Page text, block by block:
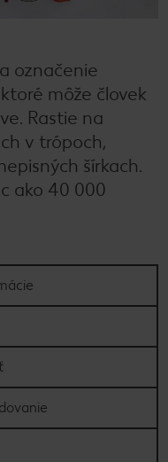
označenie
môže človek
Rastie na
v trópoch,
šírkach.
ako 40 000